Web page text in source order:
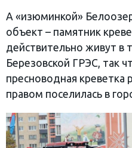
А «изюминкой»
объект – памятник
действительно живут в
Березовской ГРЭС, так
пресноводная
правом поселилась в